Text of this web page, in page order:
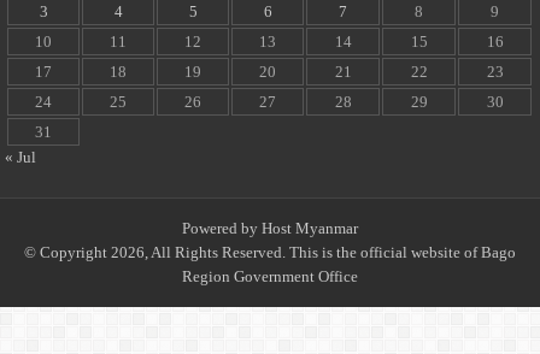
3
4 5 6 7 8
9
10
11 12 13 14 15
16
17
18 19 20 21 22
23
24
25 26 27 28 29
30
31
« Jul
Powered by Host Myanmar
© Copyright 2026, All Rights Reserved. This is the official website of Bago
Region Government Office